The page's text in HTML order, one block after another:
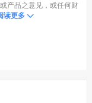
产品之意见，或任何财
读更多